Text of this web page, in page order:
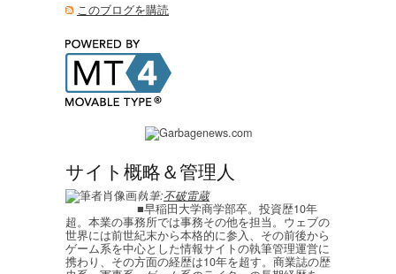
このブログを購読
サイト概略＆管理人
執筆:不破雷蔵
■早稲田大学商学部卒。投資歴10年
超。本業の事務所では事務その他を担当。ウェブの
世界には前世紀末から本格的に参入、その前後から
ゲーム系を中心とした情報サイトの執筆管理運営に
携わり、その方面の経歴は10年を超す。商業誌の歴